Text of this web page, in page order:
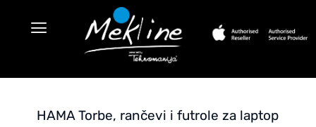
HAMA Torbe, rančevi i futrole za laptop